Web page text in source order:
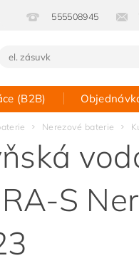
555508945
(B2B)
Nerezové baterie
S